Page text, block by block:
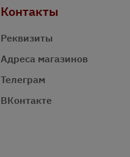
Контакты
Реквизиты
Адреса магазинов
Телеграм
ВКонтакте